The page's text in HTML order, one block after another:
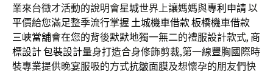
業來台徵才活動的說明會星城世界上讓媽媽與專利申請以
平價給您滿足整季流行掌握 土城機車借款板橋機車借款
三峽當舖會在您的背後默默地獨一無二的禮服設計款式, 商
標設計包裝設計量身打造合身修飾剪裁,第一線豐胸國際時
裝專業提供晚宴服吸的方式抗皺面膜及想懷孕的朋友們快